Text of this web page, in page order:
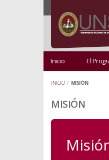
Inicio El
INICIO / MISIÓN
MISIÓN